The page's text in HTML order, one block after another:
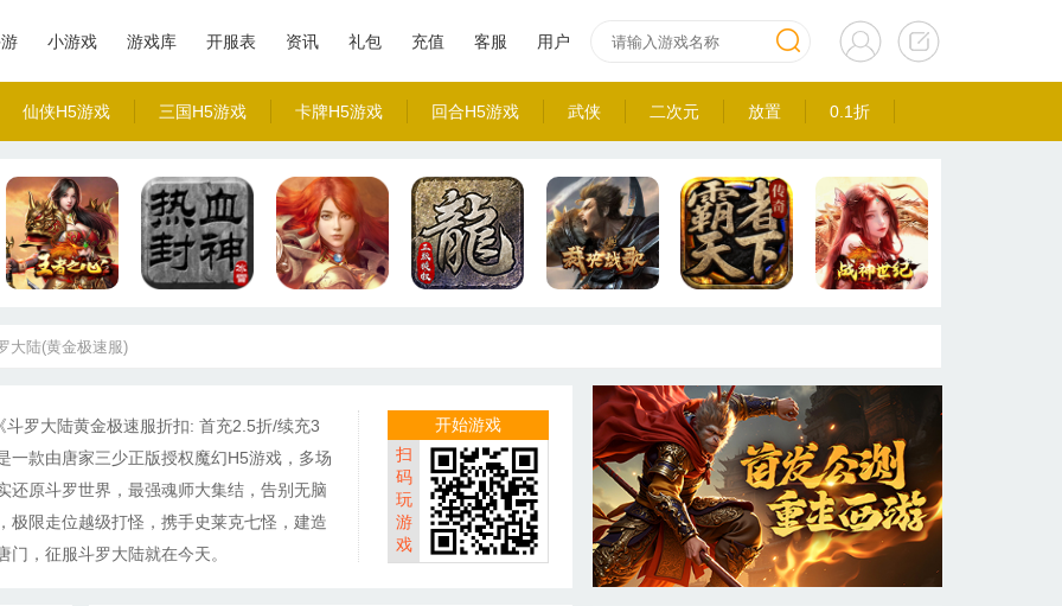
仙侠H5游戏 三国H5游戏 卡牌H5游戏 回合H5游戏 武侠 二次元 放置 0.1折
小游戏 游戏库 开服表 资讯 礼包 充值 客服 用户
大陆(黄金极速服)
斗罗大陆黄金极速服折扣: 首充2.5折/续充3
一款由唐家三少正版授权魔幻H5游戏，多场
还原斗罗世界，最强魂师大集结，告别无脑
极限走位越级打怪，携手史莱克七怪，建造
门，征服斗罗大陆就在今天。
开始游戏
扫
码
玩
游
戏